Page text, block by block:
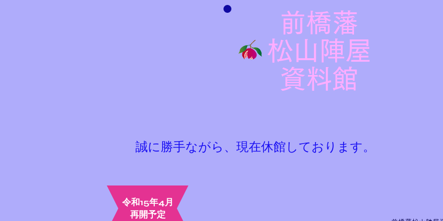
前橋藩
松山陣屋
​資料館
​誠に勝手ながら、現在休館しております。
令和15年4月
​再開予定